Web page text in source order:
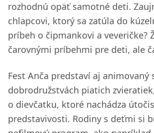
rozhodnú opäť samotné deti.
chlapcovi, ktorý sa zatúla do
príbeh o čipmankovi a veveričke?
čarovnými príbehmi pre deti, ale
Fest Anča predstaví aj animovaný
dobrodružstvách piatich
o dievčatku, ktoré nachádza
predstavivosti. Rodiny s deťmi si